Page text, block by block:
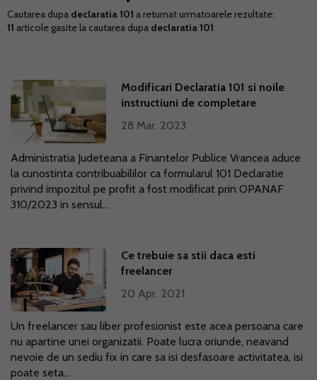
Cautarea dupa declaratia 101 a returnat urmatoarele rezultate:
11 articole gasite la cautarea dupa declaratia 101
Modificari Declaratia 101 si noile
instructiuni de completare
28 Mar. 2023
Administratia Judeteana a Finantelor Publice Vrancea aduce
la cunostinta contribuabililor ca formularul 101 Declaratie
privind impozitul pe profit a fost modificat prin OPANAF
310/2023 in sensul...
Ce trebuie sa stii daca esti
freelancer
20 Apr. 2021
Un freelancer sau liber profesionist este acea persoana care
nu apartine unei organizatii. Poate lucra oriunde, neavand
nevoie de un sediu fix in care sa isi desfasoare activitatea, isi
poate seta...